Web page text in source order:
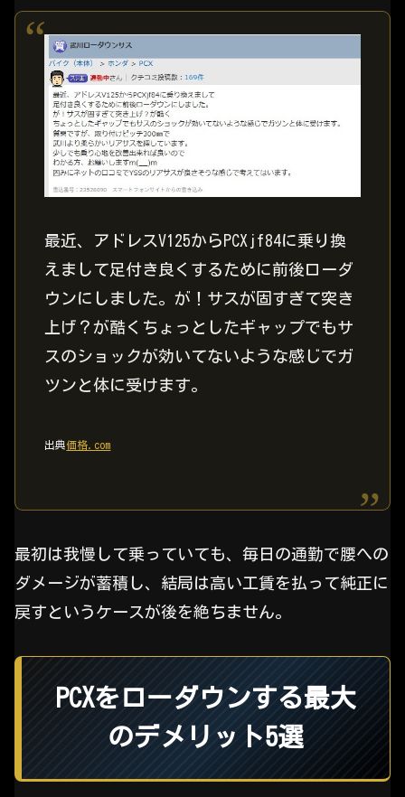
最近、アドレスV125からPCXjf84に乗り換
えまして足付き良くするために前後ローダ
ウンにしました。が！サスが固すぎて突き
上げ？が酷くちょっとしたギャップでもサ
スのショックが効いてないような感じでガ
ツンと体に受けます。
出典価格.com
最初は我慢して乗っていても、毎日の通勤で腰への
ダメージが蓄積し、結局は高い工賃を払って純正に
戻すというケースが後を絶ちません。
PCXをローダウンする最大
のデメリット5選